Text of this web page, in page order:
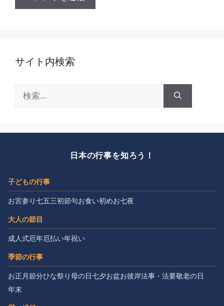
サイト内検索
索:
日本の行事を知ろう！
子どもの行事
お宮参り七五三初節句お食い初めお七夜
大人の節目
成人式厄年厄払い年祝い
季節の行事
お正月節分ひな祭り母の日七夕お盆お彼岸法事・法要敬老の日
年末